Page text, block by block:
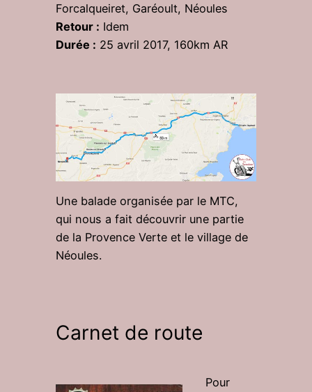
Forcalqueiret, Garéoult, Néoules
Retour : Idem
Durée : 25 avril 2017, 160km AR
Une balade organisée par le MTC,
qui nous a fait découvrir une partie
de la Provence Verte et le village de
Néoules.
Carnet de route
Pour